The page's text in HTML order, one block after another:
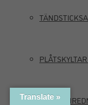
MARIN
Translate »